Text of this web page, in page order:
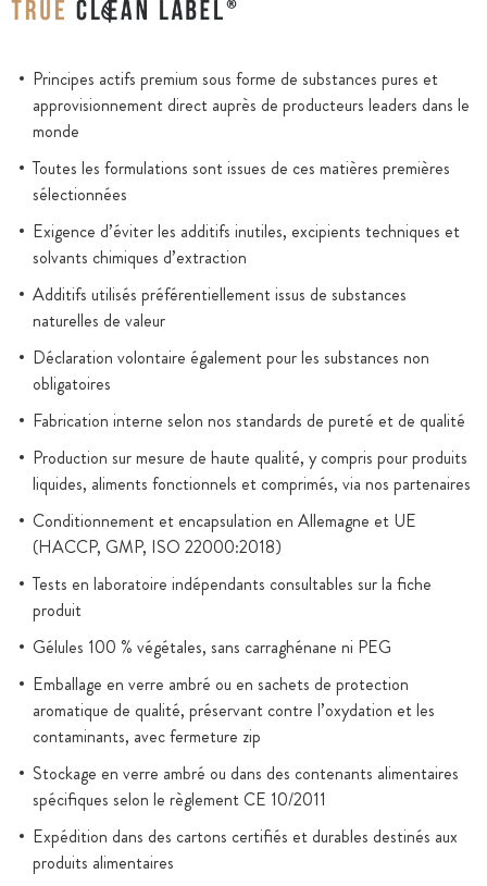
Principes actifs premium sous forme de substances pures et
approvisionnement direct auprès de producteurs leaders dans le
monde
Toutes les formulations sont issues de ces matières premières
sélectionnées
Exigence d’éviter les additifs inutiles, excipients techniques et
solvants chimiques d’extraction
Additifs utilisés préférentiellement issus de substances
naturelles de valeur
Déclaration volontaire également pour les substances non
obligatoires
Fabrication interne selon nos standards de pureté et de qualité
Production sur mesure de haute qualité, y compris pour produits
liquides, aliments fonctionnels et comprimés, via nos partenaires
Conditionnement et encapsulation en Allemagne et UE
(HACCP, GMP, ISO 22000:2018)
Tests en laboratoire indépendants consultables sur la fiche
produit
Gélules 100 % végétales, sans carraghénane ni PEG
Emballage en verre ambré ou en sachets de protection
aromatique de qualité, préservant contre l’oxydation et les
contaminants, avec fermeture zip
Stockage en verre ambré ou dans des contenants alimentaires
spécifiques selon le règlement CE 10/2011
Expédition dans des cartons certifiés et durables destinés aux
produits alimentaires